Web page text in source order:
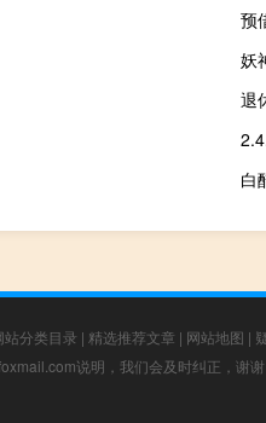
预
妖
退
白
站分类目录 | 精选推荐文章 | 网站地图 |
说明，我们会及时纠正，谢谢